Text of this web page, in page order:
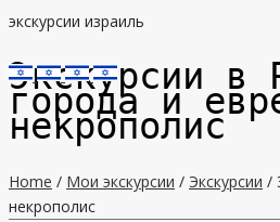
экскурсии израиль
Экскурсии в
города и
некрополис
Home / Мои экскурсии / Экскурсии /
некрополис